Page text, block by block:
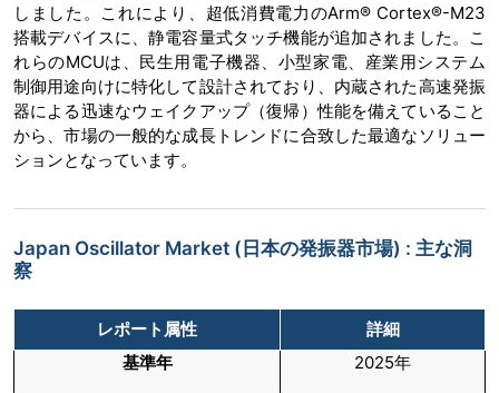
しました。これにより、超低消費電力のArm® Cortex®-M23
搭載デバイスに、静電容量式タッチ機能が追加されました。こ
れらのMCUは、民生用電子機器、小型家電、産業用システム
制御用途向けに特化して設計されており、内蔵された高速発振
器による迅速なウェイクアップ（復帰）性能を備えていること
から、市場の一般的な成長トレンドに合致した最適なソリュー
ションとなっています。
Japan Oscillator Market (日本の発振器市場) : 主な洞
察
レポート属性
詳細
基準年
2025年